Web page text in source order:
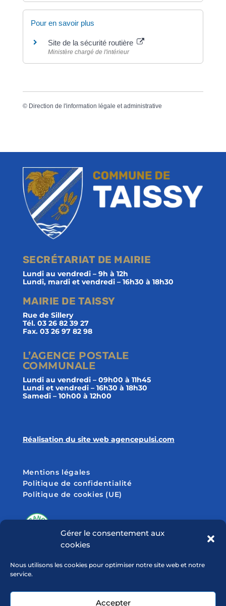
Gérer le consentement aux
cookies
Nous utilisons les cookies pour optimiser notre site web et notre
service.
Accepter
Pour en savoir plus
Site de la sécurité routière
Ministère chargé de l'intérieur
© Direction de l'information légale et administrative
SECRÉTARIAT DE MAIRIE
Lundi au vendredi – 9h à 12h
Lundi, mardi et vendredi – 16h30 à 18h30
MAIRIE DE TAISSY
Rue de Sillery
Tél. 03 26 82 39 27
Fax. 03 26 97 82 98
L’AGENCE POSTALE
COMMUNALE
Lundi au vendredi – 09h00 à 11h45
Lundi et vendredi – 16h30 à 18h30
Samedi – 10h00 à 12h00
Réalisation du site web agencepulsi.com
Mentions légales
Politique de confidentialité
Politique de cookies (UE)
SUIVEZ-NOUS SUR